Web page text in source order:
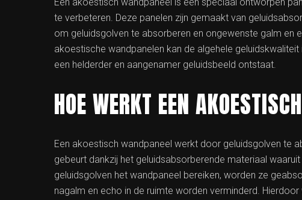
te verbeteren. Deze panelen zijn gemaakt van
om geluidsgolven te absorberen en ongewenste galm en
akoestische wandpanelen kan de algehele
een helderder en aangenamer geluidsbeeld ontstaat.
HOE WERKT EEN
Een akoestisch wandpaneel werkt door geluidsgolven te
gebeurt dankzij het geluidsabsorberende materiaal
geluidsgolven het wandpaneel bereiken, worden ze
nagalm en echo in de ruimte worden verminderd.